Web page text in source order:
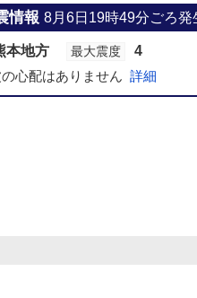
情報 8月6日19時49分ごろ発
本地方 最大震度
4
心配はありません 詳細